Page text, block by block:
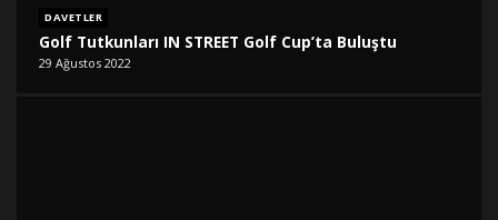
DAVETLER
Golf Tutkunları IN STREET Golf Cup’ta Buluştu
29 Ağustos 2022